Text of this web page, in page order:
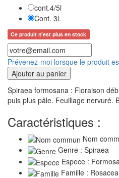
cont.4/5l
Cont. 3l.
Ce produit n'est plus en stock
Prévenez-moi lorsque le produit
Ajouter au panier
Spiraea formosana : Floraison
puis plus pâle. Feuillage nervuré.
Caractéristiques :
Nom
Genre : Spiraea
Espece :
Famille :